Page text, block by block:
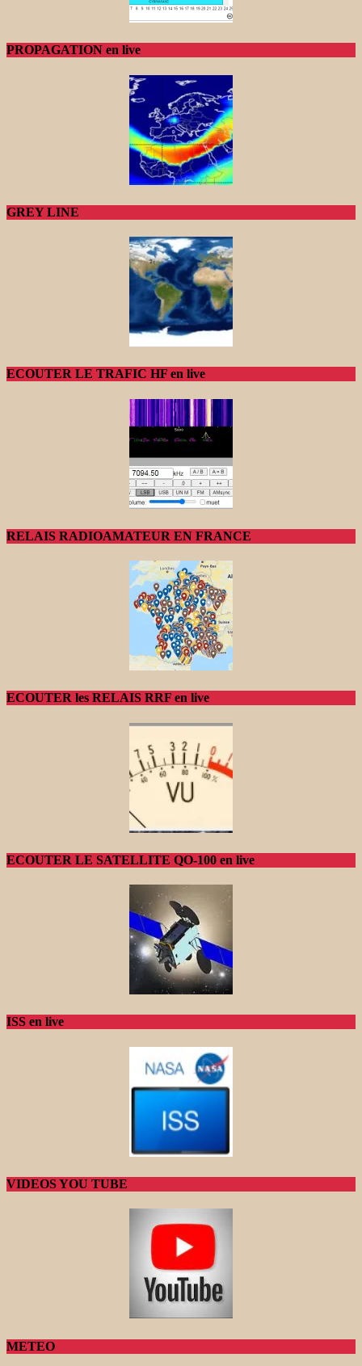
PROPAGATION en live
GREY LINE
ECOUTER LE TRAFIC HF en live
RELAIS RADIOAMATEUR EN FRANCE
ECOUTER les RELAIS RRF en live
ECOUTER LE SATELLITE QO-100 en live
ISS en live
VIDEOS YOU TUBE
METEO